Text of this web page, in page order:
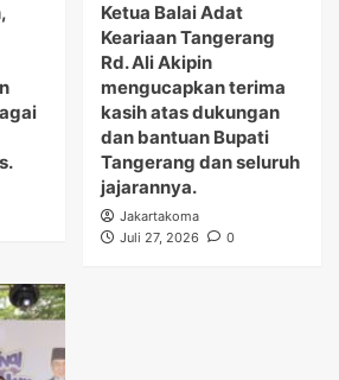
Ketua Balai Adat
Keariaan Tangerang
Rd. Ali Akipin
mengucapkan terima
kasih atas dukungan
dan bantuan Bupati
Tangerang dan seluruh
jajarannya.
Jakartakoma
Juli 27, 2026
0